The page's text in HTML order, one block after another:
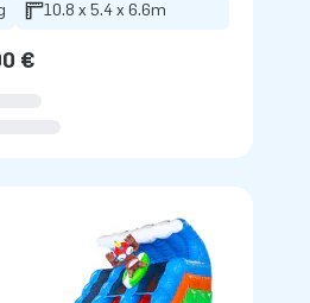
10.8 x 5.4 x 6.6m
€